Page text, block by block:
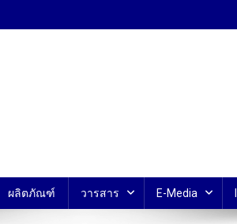
ผลิตภัณฑ์ วารสาร E-Media